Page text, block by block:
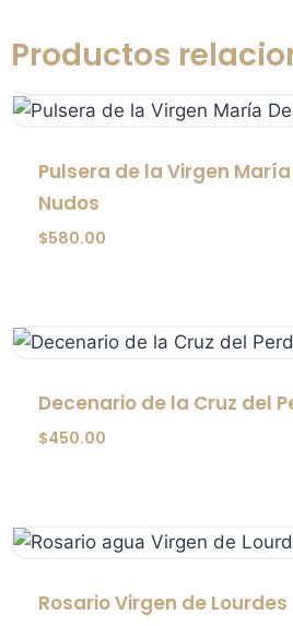
Productos
Pulsera de la Virgen
Nudos
$580.00
Decenario de la Cruz del
$450.00
Rosario Virgen de Lourdes